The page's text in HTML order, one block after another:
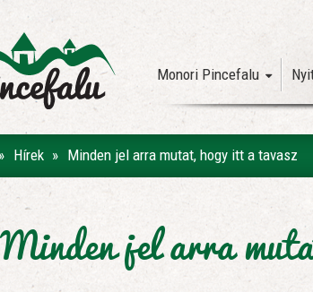
Monori Pincefalu
Hírek Minden jel arra mutat, hogy itt a tavasz
Minden jel arra